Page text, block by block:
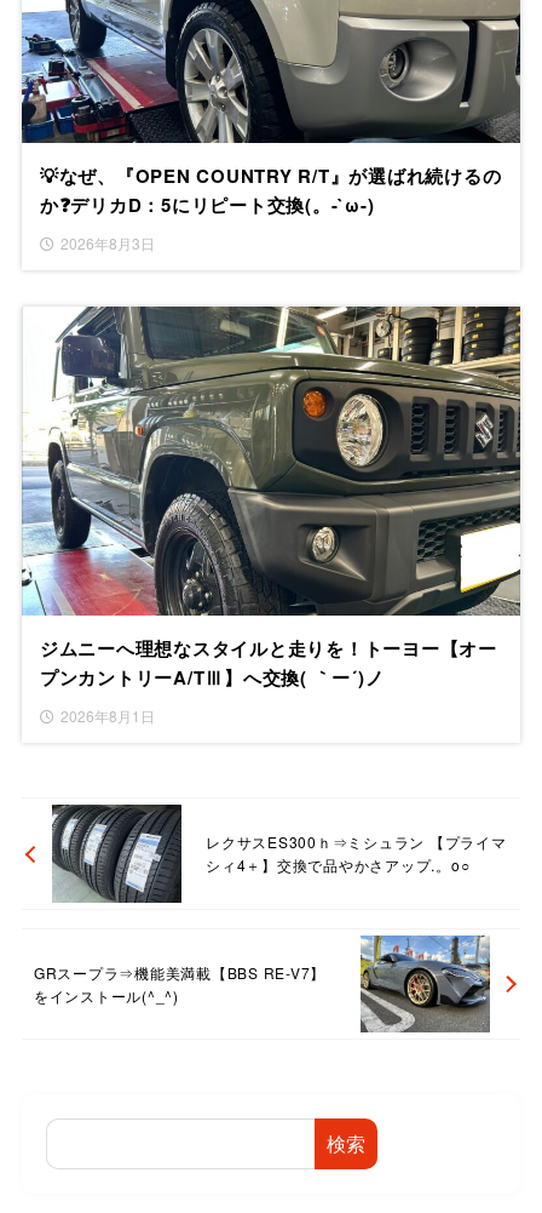
💡なぜ、『OPEN COUNTRY R/T』が選ばれ続けるの
か❓デリカD：5にリピート交換(。-`ω-)
2026年8月3日
ジムニーへ理想なスタイルと走りを！トーヨー【オー
プンカントリーA/TⅢ】へ交換( ｀ー´)ノ
2026年8月1日
レクサスES300ｈ⇒ミシュラン 【プライマ
シィ4＋】交換で品やかさアップ.。o○
GRスープラ⇒機能美満載【BBS RE-V7】
をインストール(^_^)
検索